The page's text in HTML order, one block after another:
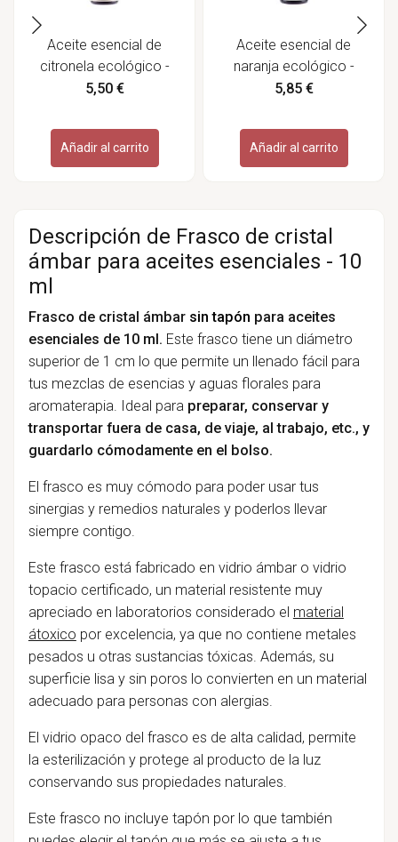
Aceite esencial de
citronela ecológico -
Labiatae
5,50 €
Añadir al carrito
Aceite esencial de
naranja ecológico -
Labiatae
5,85 €
Añadir al carrito
Descripción de Frasco de cristal
ámbar para aceites esenciales - 10
ml
Frasco de cristal ámbarsin tapón para aceites
esenciales de 10 ml. Este frasco tiene un diámetro
superior de 1 cm lo que permite un llenado fácil para
tus mezclas de esencias y aguas florales para
aromaterapia. Ideal parapreparar, conservar y
transportar fuera de casa, de viaje, al trabajo, etc., y
guardarlo cómodamente en el bolso.
El frasco es muy cómodo para poder usar tus
sinergias y remedios naturales y poderlos llevar
siempre contigo.
Este frasco está fabricado en vidrio ámbar o vidrio
topacio certificado, un material resistente muy
apreciado en laboratorios considerado el material
átoxico por excelencia, ya que no contiene metales
pesados u otras sustancias tóxicas. Además, su
superficie lisa y sin poros lo convierten en un material
adecuado para personas con alergias.
El vidrio opaco del frasco es de alta calidad, permite
la esterilización y protege al producto de la luz
conservando sus propiedades naturales.
Este frasco no incluye tapón por lo que también